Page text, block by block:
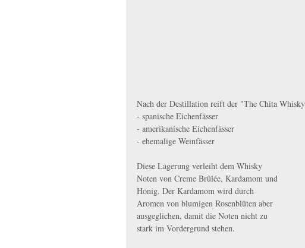
Nach der Destillation reift der "The Chita
- spanische Eichenfässer
- amerikanische Eichenfässer
- ehemalige Weinfässer
Diese Lagerung verleiht dem Whisky
Noten von Creme Brûlée, Kardamom und
Honig. Der Kardamom wird durch
Aromen von blumigen Rosenblüten aber
ausgeglichen, damit die Noten nicht zu
stark im Vordergrund stehen.